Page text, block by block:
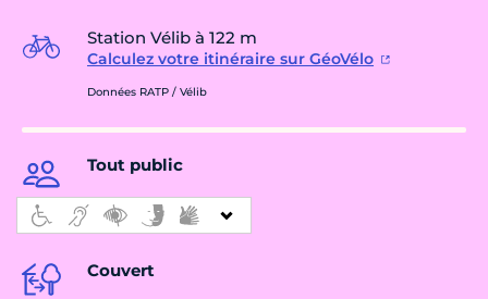
Station Vélib à 122 m
Calculez votre itinéraire sur GéoVélo
Données RATP / Vélib
Tout public
Couvert